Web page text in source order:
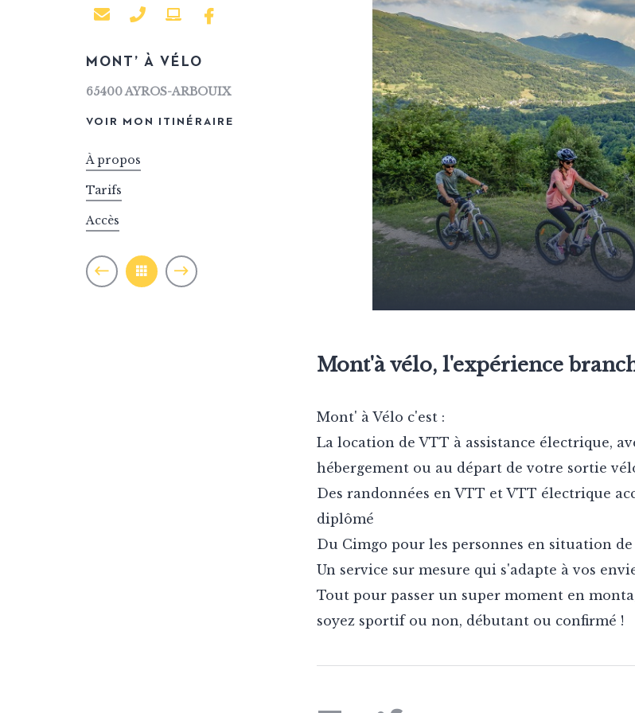
VTT
MONT’ À VÉLO
65400AYROS-ARBOUIX
VOIR MON ITINÉRAIRE
À propos
Tarifs
Accès
Mont'à vélo, l'expérience
Mont' à Vélo c'est :
La location de VTT à assistance électrique,
hébergement ou au départ de votre sortie
Des randonnées en VTT et VTT électrique
diplômé
Du Cimgo pour les personnes en situation
Un service sur mesure qui s'adapte à vos
Tout pour passer un super moment en
soyez sportif ou non, débutant ou confirmé !